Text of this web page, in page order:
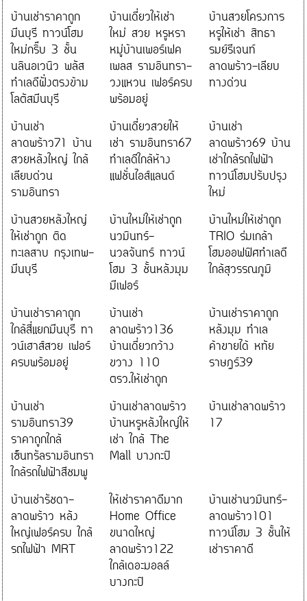
บ้านเช่าราคาถูก
มีนบุรี ทาวน์โฮม
ใหม่กริ๊บ 3 ชั้น
นลินอเวนิว พลัส
ทำเลดีฝั่งตรงข้าม
โลตัสมีนบุรี
บ้านเดี่ยวให้เช่า
ใหม่ สวย หรูหรา
หมู่บ้านเพอร์เฟค
เพลส รามอินทรา-
วงแหวน เฟอร์ครบ
พร้อมอยู่
บ้านสวยโครงการ
หรูให้เช่า สิทธา
รมย์รีเจนท์
ลาดพร้าว-เลียบ
ทางด่วน
บ้านเช่า
ลาดพร้าว71 บ้าน
สวยหลังใหญ่ ใกล้
เลียบด่วน
รามอินทรา
บ้านเดี่ยวสวยให้
เช่า รามอินทรา67
ทำเลดีใกล้ห้าง
แฟชั่นไอส์แลนด์
บ้านเช่า
ลาดพร้าว69 บ้าน
เช่าใกล้รถไฟฟ้า
ทาวน์โฮมปรับปรุง
ใหม่
บ้านสวยหลังใหญ่
ให้เช่าถูก ติด
ทะเลสาบ กรุงเทพ-
มีนบุรี
บ้านใหม่ให้เช่าถูก
นวมินทร์-
นวลจันทร์ ทาวน์
โฮม 3 ชั้นหลังมุม
มีเฟอร์
บ้านใหม่ให้เช่าถูก
TRIO ร่มเกล้า
โฮมออฟฟิศทำเลดี
ใกล้สุวรรณภูมิ
บ้านเช่าราคาถูก
ใกล้สี่แยกมีนบุรี ทา
วน์เฮาส์สวย เฟอร์
ครบพร้อมอยู่
บ้านเช่า
ลาดพร้าว136
บ้านเดี่ยวกว้าง
ขวาง 110
ตรว.ให้เช่าถูก
บ้านเช่าราคาถูก
หลังมุม ทำเล
ค้าขายได้ หทัย
ราษฎร์39
บ้านเช่า
รามอินทรา39
ราคาถูกใกล้
เซ็นทรัลรามอินทรา
ใกล้รถไฟฟ้าสีชมพู
บ้านเช่าลาดพร้าว
บ้านหรูหลังใหญ่ให้
เช่า ใกล้ The
Mall บางกะปิ
บ้านเช่าลาดพร้าว
17
บ้านเช่ารัชดา-
ลาดพร้าว หลัง
ใหญ่เฟอร์ครบ ใกล้
รถไฟฟ้า MRT
ให้เช่าราคาดีมาก
Home Office
ขนาดใหญ่
ลาดพร้าว122
ใกล้เดอะมอลล์
บางกะปิ
บ้านเช่านวมินทร์-
ลาดพร้าว101
ทาวน์โฮม 3 ชั้นให้
เช่าราคาดี